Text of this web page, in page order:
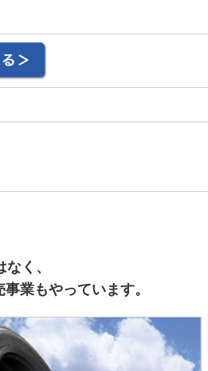
く、
業もやっています。
ストを削減！